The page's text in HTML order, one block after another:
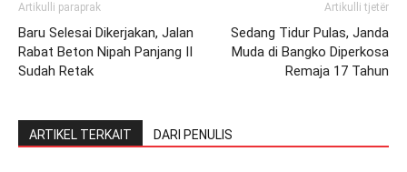
Artikulli paraprak
Baru Selesai Dikerjakan, Jalan
Rabat Beton Nipah Panjang II
Sudah Retak
Artikulli tjetër
Sedang Tidur Pulas, Janda
Muda di Bangko Diperkosa
Remaja 17 Tahun
ARTIKEL TERKAIT DARI PENULIS